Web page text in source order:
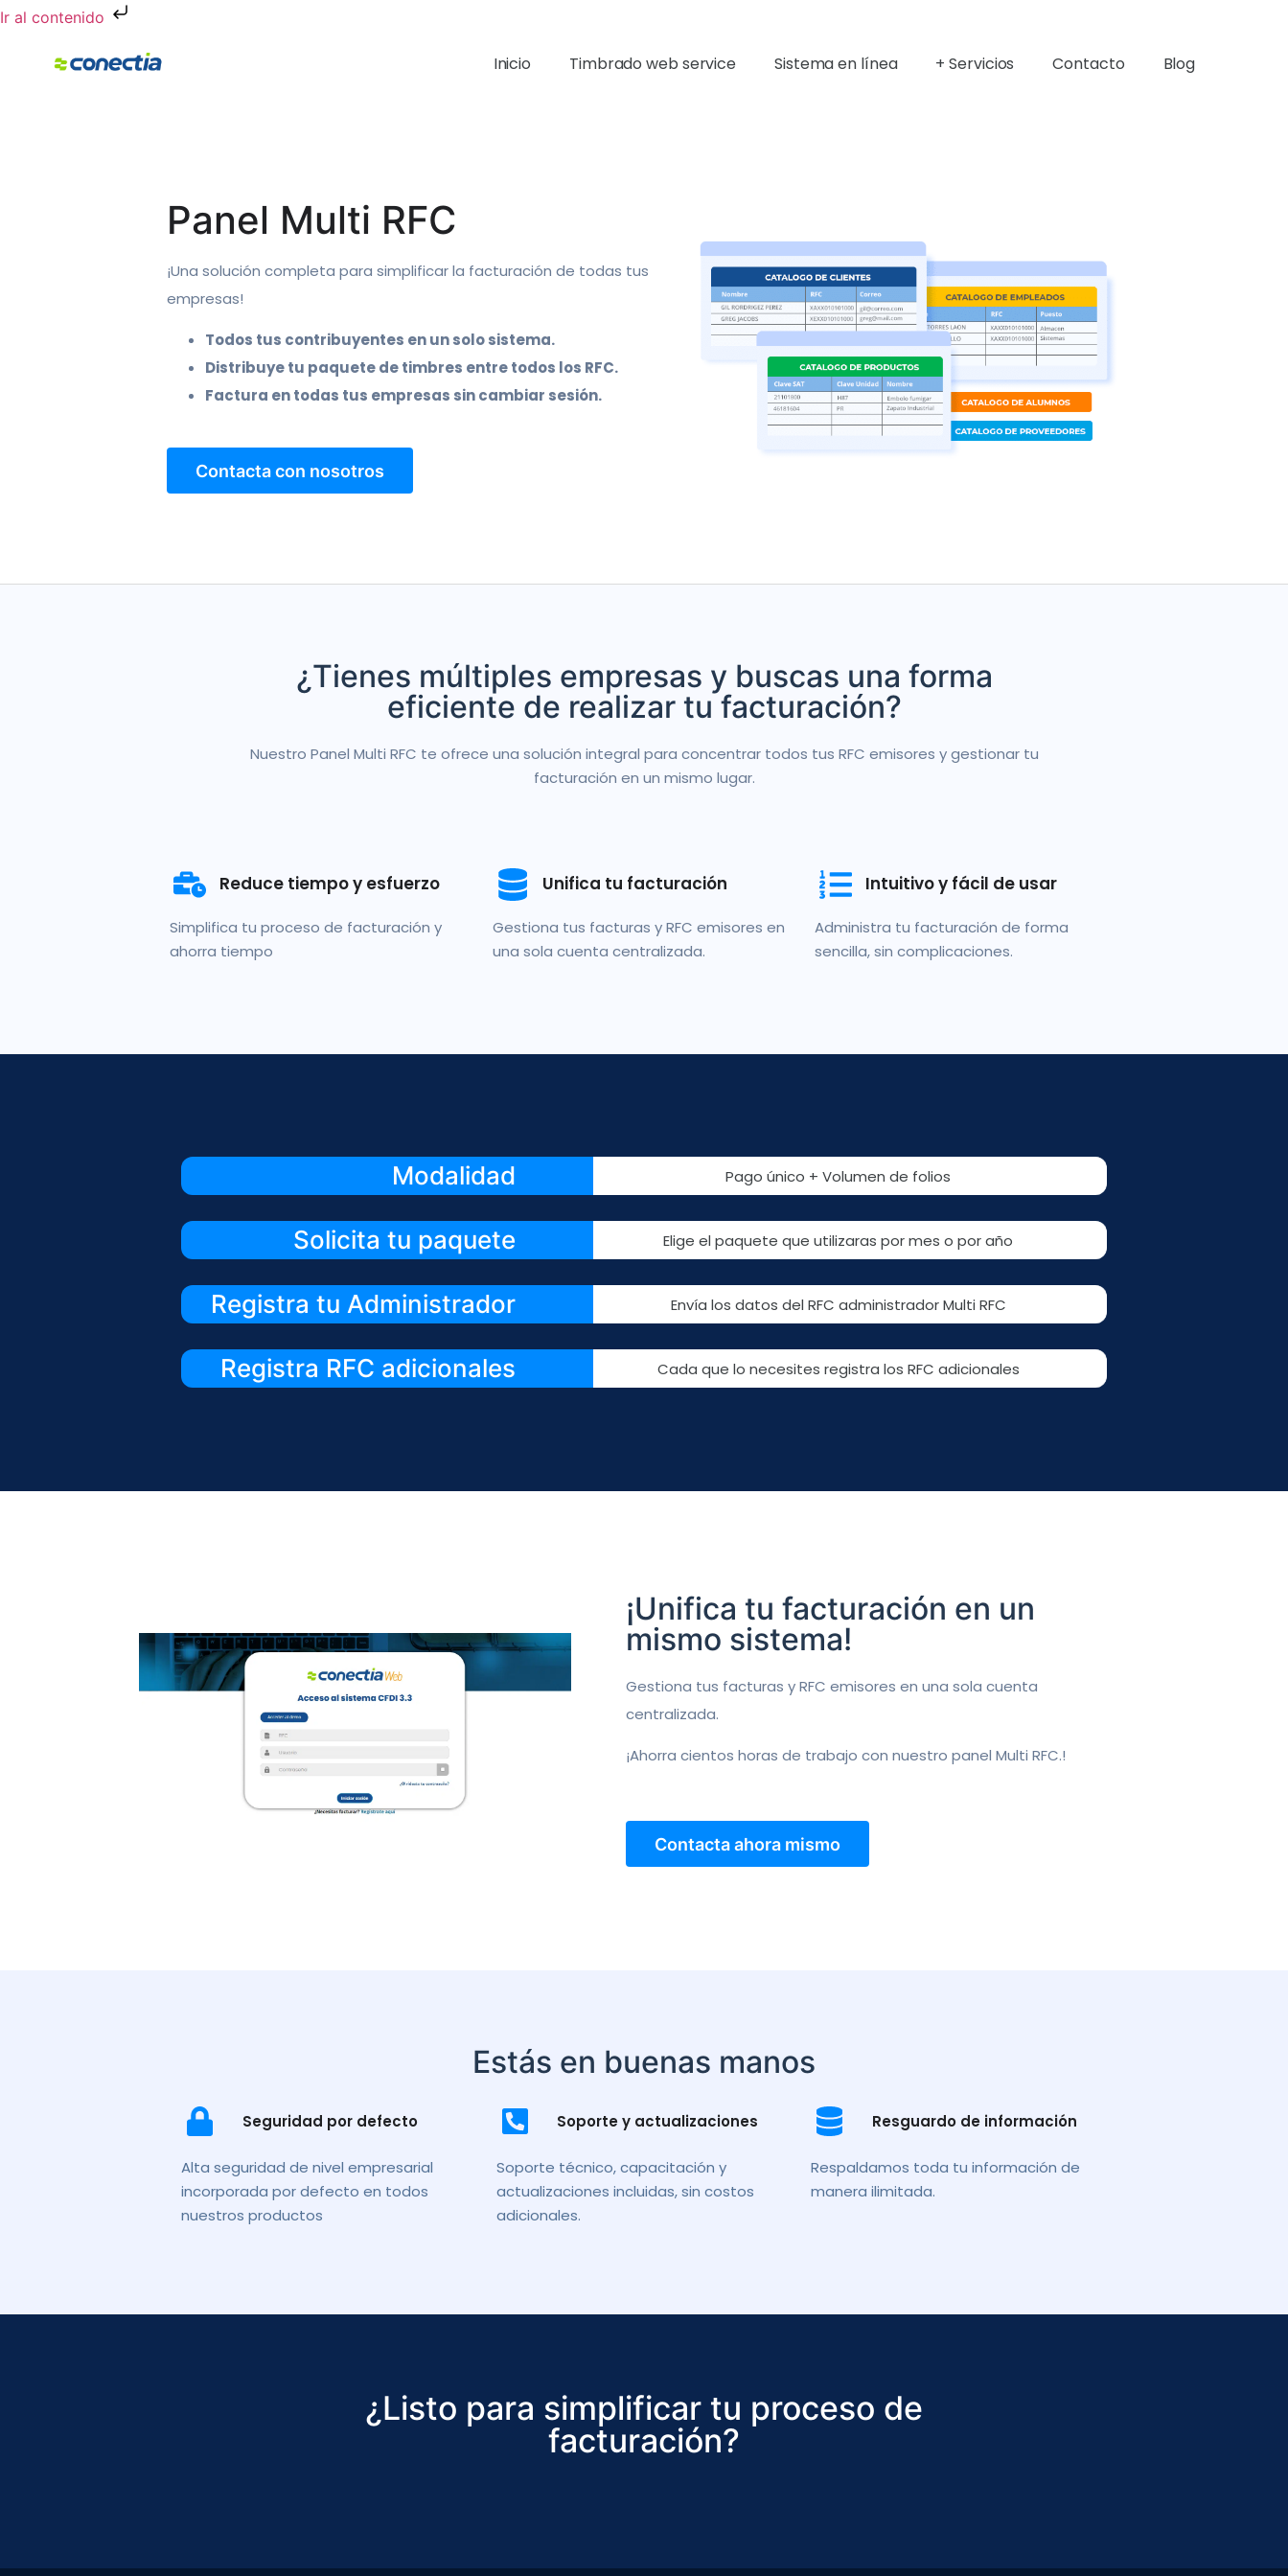
Ir al contenido
Inicio Timbrado web service Sistema en línea + Servicios Contacto Blog
Panel Multi RFC
¡Una solución completa para simplificar la facturación de todas tus
empresas!
Todos tus contribuyentes en un solo sistema.
Distribuye tu paquete de timbres entre todos los RFC.
Factura en todas tus empresas sin cambiar sesión.
Contacta con nosotros
¿Tienes múltiples empresas y buscas una forma
eficiente de realizar tu facturación?
Nuestro Panel Multi RFC te ofrece una solución integral para concentrar todos tus RFC emisores y gestionar tu
facturación en un mismo lugar.
Reduce tiempo y esfuerzo
Simplifica tu proceso de facturación y
ahorra tiempo
Unifica tu facturación
Gestiona tus facturas y RFC emisores en
una sola cuenta centralizada.
Intuitivo y fácil de usar
Administra tu facturación de forma
sencilla, sin complicaciones.
Modalidad Pago único + Volumen de folios
Solicita tu paquete Elige el paquete que utilizaras por mes o por año
Registra tu Administrador Envía los datos del RFC administrador Multi RFC
Registra RFC adicionales Cada que lo necesites registra los RFC adicionales
¡Unifica tu facturación en un
mismo sistema!
Gestiona tus facturas y RFC emisores en una sola cuenta
centralizada.
¡Ahorra cientos horas de trabajo con nuestro panel Multi RFC.!
Contacta ahora mismo
Estás en buenas manos
Seguridad por defecto
Alta seguridad de nivel empresarial
incorporada por defecto en todos
nuestros productos
Soporte y actualizaciones
Soporte técnico, capacitación y
actualizaciones incluidas, sin costos
adicionales.
Resguardo de información
Respaldamos toda tu información de
manera ilimitada.
¿Listo para simplificar tu proceso de
facturación?